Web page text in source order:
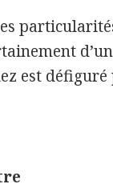
est